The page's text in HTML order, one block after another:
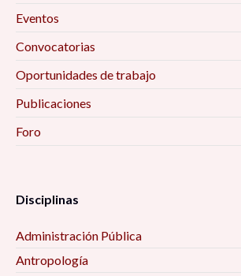
Eventos
Convocatorias
Oportunidades de trabajo
Publicaciones
Foro
Disciplinas
Administración Pública
Antropología